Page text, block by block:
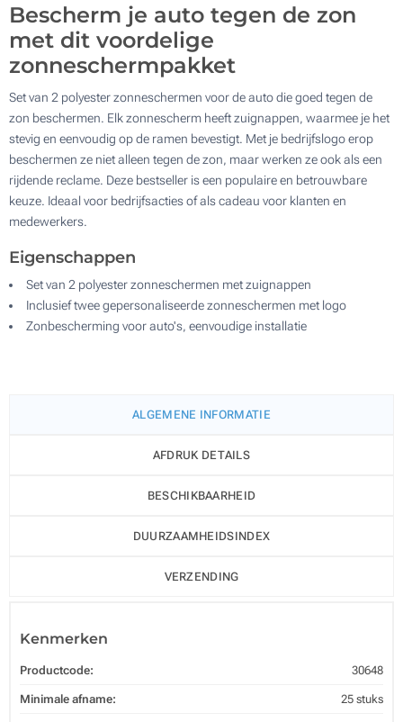
Bescherm je auto tegen de zon
met dit voordelige
zonneschermpakket
Set van 2 polyester zonneschermen voor de auto die goed tegen de
zon beschermen. Elk zonnescherm heeft zuignappen, waarmee je het
stevig en eenvoudig op de ramen bevestigt. Met je bedrijfslogo erop
beschermen ze niet alleen tegen de zon, maar werken ze ook als een
rijdende reclame. Deze bestseller is een populaire en betrouwbare
keuze. Ideaal voor bedrijfsacties of als cadeau voor klanten en
medewerkers.
Eigenschappen
Set van 2 polyester zonneschermen met zuignappen
Inclusief twee gepersonaliseerde zonneschermen met logo
Zonbescherming voor auto's, eenvoudige installatie
ALGEMENE INFORMATIE
AFDRUK DETAILS
BESCHIKBAARHEID
DUURZAAMHEIDSINDEX
VERZENDING
Kenmerken
Productcode: 30648
Minimale afname: 25 stuks